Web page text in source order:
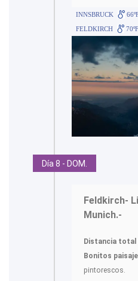
INNSBRUCK
FELDKIRCH
Día 8 - DOM.
Feldkirch-
Munich.-
Distancia total
Bonitos
pintorescos.